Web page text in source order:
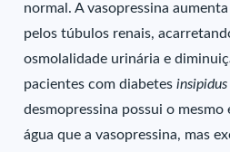
normal. A vasopressina
pelos túbulos renais,
osmolalidade urinária e
pacientes com diabetesinsipidus
desmopressina possui o
água que a vasopressina, mas